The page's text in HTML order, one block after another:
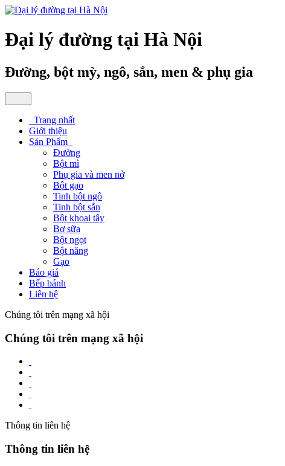
Đại lý đường tại Hà Nội
Đường, bột mỳ, ngô, sắn, men & phụ gia
Trang nhất
Giới thiệu
Sản Phẩm
Đường
Bột mì
Phụ gia và men nở
Bột gạo
Tinh bột ngô
Tinh bột sắn
Bột khoai tây
Bơ sữa
Bột ngọt
Bột năng
Gạo
Báo giá
Bếp bánh
Liên hệ
Chúng tôi trên mạng xã hội
Chúng tôi trên mạng xã hội
Thông tin liên hệ
Thông tin liên hệ